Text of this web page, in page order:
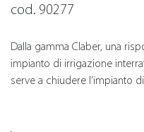
cod. 90277
Dalla gamma Claber, una
impianto di irrigazione
serve a chiudere l’impianto